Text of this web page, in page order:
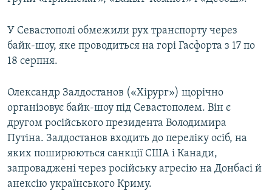
У Севастополі обмежили рух транспорту через
байк-шоу, яке проводиться на горі Гасфорта з 17 по
18 серпня.
Олександр Залдостанов («Хірург») щорічно
організовує байк-шоу під Севастополем. Він є
другом російського президента Володимира
Путіна. Залдостанов входить до переліку осіб, на
яких поширюються санкції США і Канади,
запроваджені через російську агресію на Донбасі й
анексію українського Криму.